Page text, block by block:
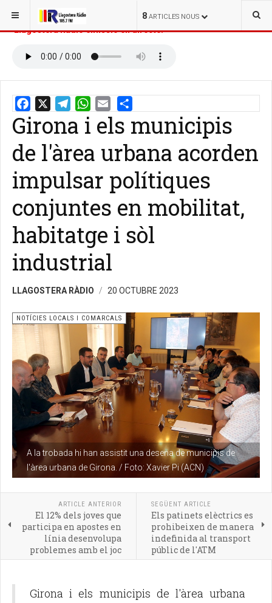
8 ARTICLES NOUS
ESTÀS AQUÍ: INICI
Llagostera Ràdio emissió en directe:
Email
Girona i els municipis
de l'àrea urbana acorden
impulsar polítiques
conjuntes en mobilitat,
habitatge i sòl
industrial
LLAGOSTERA RÀDIO 20 OCTUBRE 2023
A la trobada hi han assistit una desena de municipis de
l'àrea urbana de Girona. / Foto: Xavier Pi (ACN)
NOTÍCIES LOCALS I COMARCALS
ARTICLE ANTERIOR
El 12% dels joves que
participa en apostes en
línia desenvolupa
problemes amb el joc
SEGÜENT ARTICLE
Els patinets elèctrics es
prohibeixen de manera
indefinida al transport
públic de l'ATM
Girona i els municipis de l'àrea urbana